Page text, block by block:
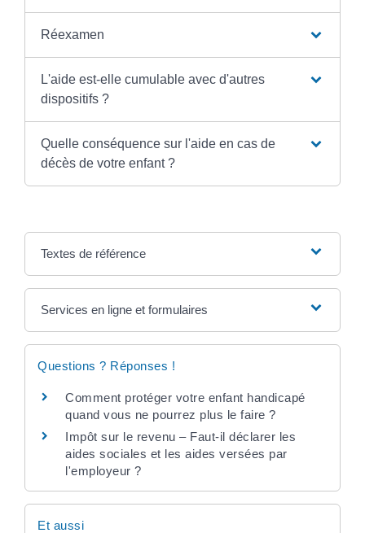
Réexamen
L'aide est-elle cumulable avec d'autres
dispositifs ?
Quelle conséquence sur l'aide en cas de
décès de votre enfant ?
Textes de référence
Services en ligne et formulaires
Questions ? Réponses !
Comment protéger votre enfant handicapé
quand vous ne pourrez plus le faire ?
Impôt sur le revenu – Faut-il déclarer les
aides sociales et les aides versées par
l'employeur ?
Et aussi